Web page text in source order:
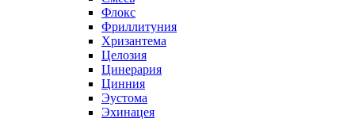
Флокс
Фриллитуния
Хризантема
Целозия
Цинерария
Цинния
Эустома
Эхинацея